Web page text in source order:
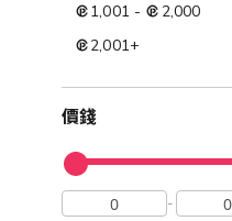
1,001 -
2,000
2,001+
價錢
-